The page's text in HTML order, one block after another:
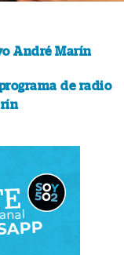
André Marín
de radio